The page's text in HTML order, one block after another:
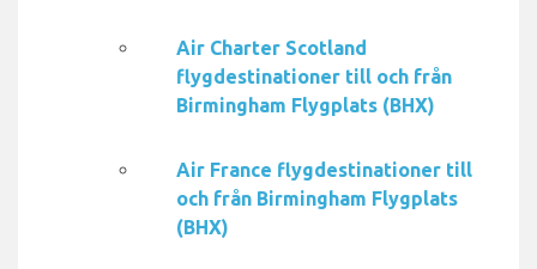
Air Charter Scotland
flygdestinationer till och från
Birmingham Flygplats (BHX)
Air France flygdestinationer till
och från Birmingham Flygplats
(BHX)